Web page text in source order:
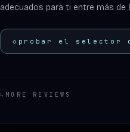
adecuados para ti entre más
◇ probar el selector
↳ MORE REVIEWS